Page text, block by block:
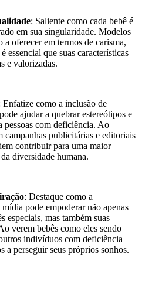
: Saliente como cada bebê é
em sua singularidade. Modelos
a oferecer em termos de carisma,
essencial que suas características
e valorizadas.
Enfatize como a inclusão de
ajudar a quebrar estereótipos e
pessoas com deficiência. Ao
campanhas publicitárias e editoriais
contribuir para uma maior
diversidade humana.
: Destaque como a
pode empoderar não apenas
especiais, mas também suas
verem bebês como eles sendo
indivíduos com deficiência
a perseguir seus próprios sonhos.